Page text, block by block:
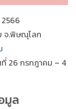
จ.พิษณุโลก
26 กรกฎาคม – 4
มูล